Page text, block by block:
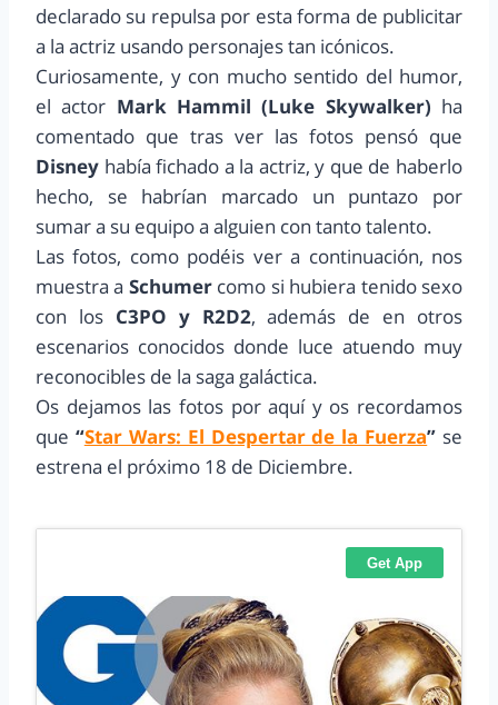
declarado su repulsa por esta forma de publicitar
a la actriz usando personajes tan icónicos.
Curiosamente, y con mucho sentido del humor,
el actor Mark Hammil (Luke Skywalker) ha
comentado que tras ver las fotos pensó que
Disney había fichado a la actriz, y que de haberlo
hecho, se habrían marcado un puntazo por
sumar a su equipo a alguien con tanto talento.
Las fotos, como podéis ver a continuación, nos
muestra a Schumercomo si hubiera tenido sexo
con los C3PO y R2D2, además de en otros
escenarios conocidos donde luce atuendo muy
reconocibles de la saga galáctica.
Os dejamos las fotos por aquí y os recordamos
que “Star Wars: El Despertar de la Fuerza” se
estrena el próximo 18 de Diciembre.